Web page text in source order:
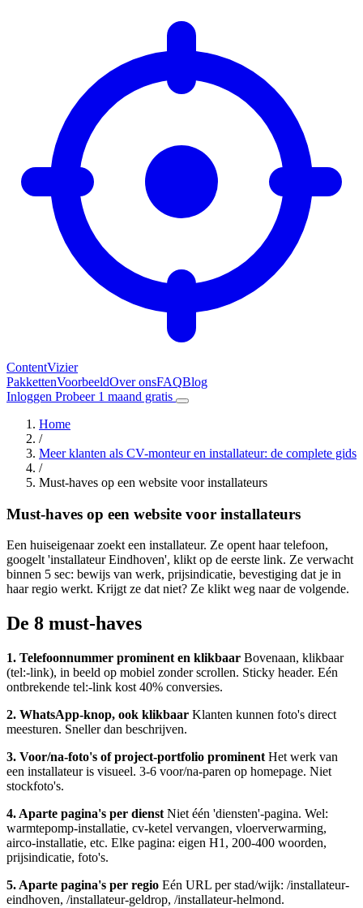
ContentVizier
PakkettenVoorbeeldOver onsFAQBlog
Inloggen Probeer 1 maand gratis
Home
/
Meer klanten als CV-monteur en installateur: de complete gids
/
Must-haves op een website voor installateurs
Must-haves op een website voor installateurs
Een huiseigenaar zoekt een installateur. Ze opent haar telefoon,
googelt 'installateur Eindhoven', klikt op de eerste link. Ze verwacht
binnen 5 sec: bewijs van werk, prijsindicatie, bevestiging dat je in
haar regio werkt. Krijgt ze dat niet? Ze klikt weg naar de volgende.
De 8 must-haves
1. Telefoonnummer prominent en klikbaar Bovenaan, klikbaar
(tel:-link), in beeld op mobiel zonder scrollen. Sticky header. Eén
ontbrekende tel:-link kost 40% conversies.
2. WhatsApp-knop, ook klikbaar Klanten kunnen foto's direct
meesturen. Sneller dan beschrijven.
3. Voor/na-foto's of project-portfolio prominent Het werk van
een installateur is visueel. 3-6 voor/na-paren op homepage. Niet
stockfoto's.
4. Aparte pagina's per dienst Niet één 'diensten'-pagina. Wel:
warmtepomp-installatie, cv-ketel vervangen, vloerverwarming,
airco-installatie, etc. Elke pagina: eigen H1, 200-400 woorden,
prijsindicatie, foto's.
5. Aparte pagina's per regio Eén URL per stad/wijk: /installateur-
eindhoven, /installateur-geldrop, /installateur-helmond.